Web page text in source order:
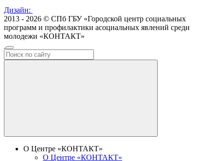
Дизайн:
2013 - 2026 © СПб ГБУ «Городской центр социальных
программ и профилактики асоциальных явлений среди
молодежи «КОНТАКТ»
О Центре «КОНТАКТ»
О Центре «КОНТАКТ»